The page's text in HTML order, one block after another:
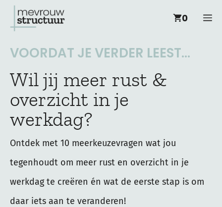
naar
0
VOORDAT JE VERDER LEEST...
Wil jij meer rust &
overzicht in je
werkdag?
Ontdek met 10 meerkeuzevragen wat jou
tegenhoudt om meer rust en overzicht in je
werkdag te creëren én wat de eerste stap is om
daar iets aan te veranderen!